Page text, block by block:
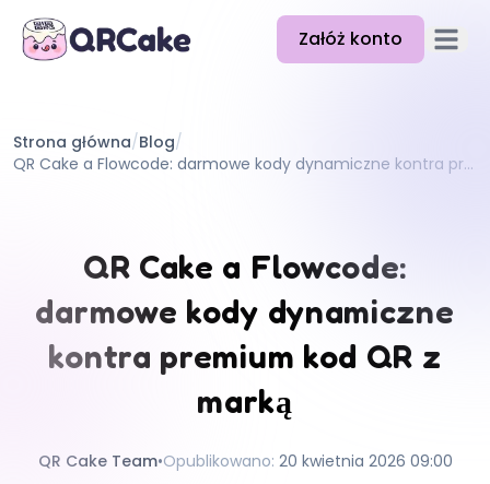
Załóż konto
Cennik
Dokumentacja
Pomoc
API
Strona główna/Blog/
QR Cake a Flowcode: darmowe kody dynamiczne kontra premium kod QR z marką
QR Cake a Flowcode:
darmowe kody dynamiczne
kontra premium kod QR z
marką
QR Cake Team•Opublikowano: 20 kwietnia 2026 09:00